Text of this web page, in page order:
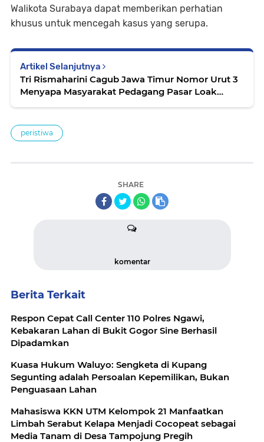
Walikota Surabaya dapat memberikan perhatian
khusus untuk mencegah kasus yang serupa.
Artikel Selanjutnya
Tri Rismaharini Cagub Jawa Timur Nomor Urut 3
Menyapa Masyarakat Pedagang Pasar Loak
peristiwa
SHARE
komentar
Berita Terkait
Respon Cepat Call Center 110 Polres Ngawi,
Kebakaran Lahan di Bukit Gogor Sine Berhasil
Dipadamkan
Kuasa Hukum Waluyo: Sengketa di Kupang
Segunting adalah Persoalan Kepemilikan, Bukan
Penguasaan Lahan
Mahasiswa KKN UTM Kelompok 21 Manfaatkan
Limbah Serabut Kelapa Menjadi Cocopeat sebagai
Media Tanam di Desa Tampojung Pregih